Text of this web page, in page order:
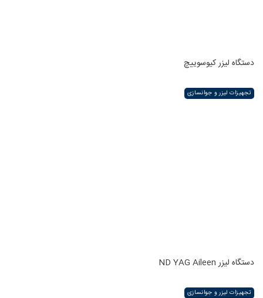
دستگاه لیزر کیوسوییچ
تجهیزات لیزر و جوانسازی
دستگاه لیزر ND YAG Aileen
تجهیزات لیزر و جوانسازی